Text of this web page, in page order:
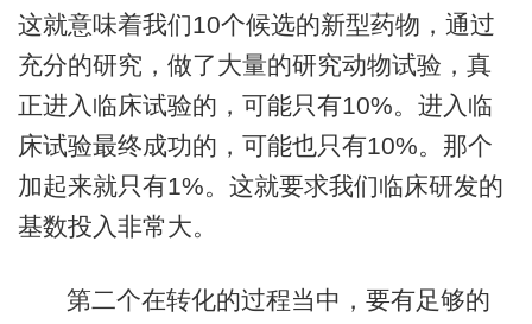
这就意味着我们10个候选的新型药物，通过
充分的研究，做了大量的研究动物试验，真
正进入临床试验的，可能只有10%。进入临
床试验最终成功的，可能也只有10%。那个
加起来就只有1%。这就要求我们临床研发的
基数投入非常大。
第二个在转化的过程当中，要有足够的